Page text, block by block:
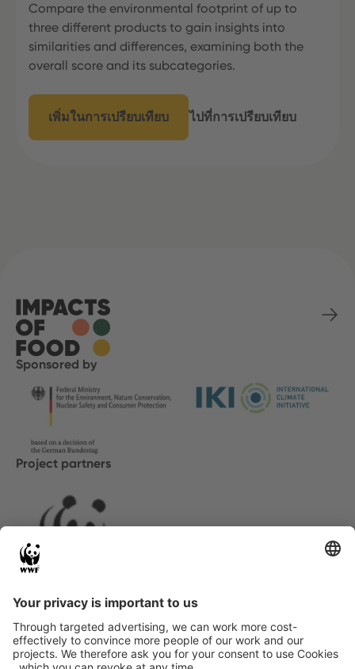
Compare the environmental footprint of up to
three different products to gain insights into
similarities and differences, examining both the
overall score and its subcategories.
เพิ่มในการเปรียบเทียบ ไปที่การเปรียบเทียบ
Sponsored by
Project partners